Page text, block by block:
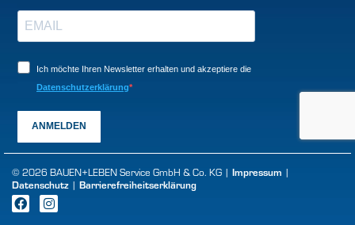
Ich möchte Ihren Newsletter erhalten und akzeptiere die
Datenschutzerklärung
ANMELDEN
© 2026 BAUEN+LEBEN Service GmbH & Co. KG | Impressum |
Datenschutz | Barrierefreiheitserklärung